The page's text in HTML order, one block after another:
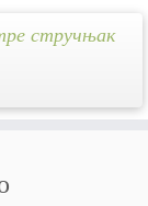
стручњак